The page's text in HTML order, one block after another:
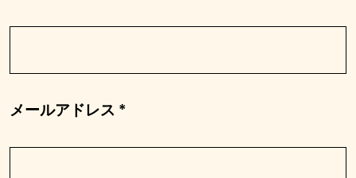
メールアドレス *